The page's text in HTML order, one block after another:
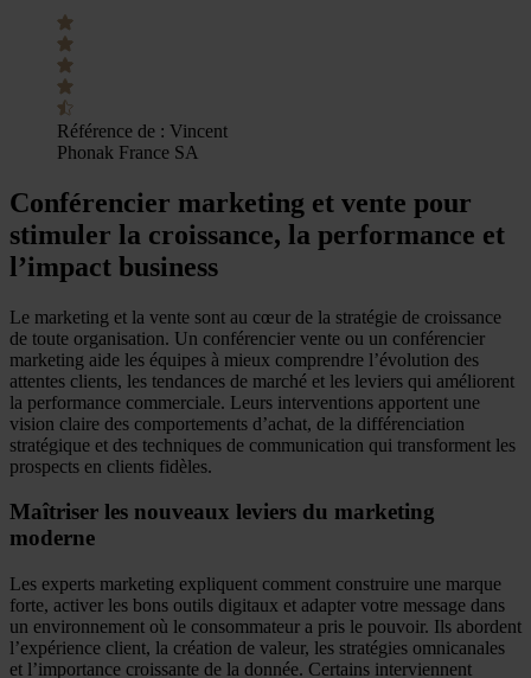
Référence de : Vincent
Phonak France SA
Conférencier marketing et vente pour
stimuler la croissance, la performance et
l’impact business
Le marketing et la vente sont au cœur de la stratégie de croissance
de toute organisation. Un conférencier vente ou un conférencier
marketing aide les équipes à mieux comprendre l’évolution des
attentes clients, les tendances de marché et les leviers qui améliorent
la performance commerciale. Leurs interventions apportent une
vision claire des comportements d’achat, de la différenciation
stratégique et des techniques de communication qui transforment les
prospects en clients fidèles.
Maîtriser les nouveaux leviers du marketing
moderne
Les experts marketing expliquent comment construire une marque
forte, activer les bons outils digitaux et adapter votre message dans
un environnement où le consommateur a pris le pouvoir. Ils abordent
l’expérience client, la création de valeur, les stratégies omnicanales
et l’importance croissante de la donnée. Certains interviennent